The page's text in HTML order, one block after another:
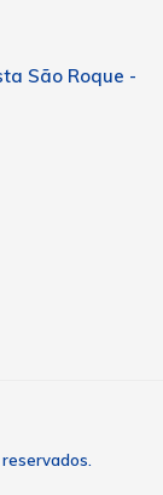
São Roque -